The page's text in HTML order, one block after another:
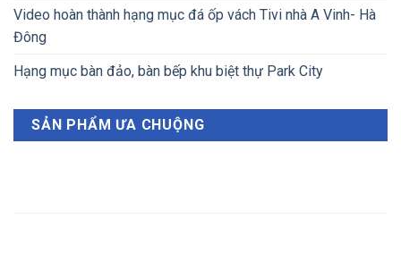
Video hoàn thành hạng mục đá ốp vách Tivi nhà A Vinh- Hà
Đông
Hạng mục bàn đảo, bàn bếp khu biệt thự Park City
SẢN PHẨM ƯA CHUỘNG